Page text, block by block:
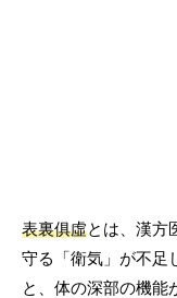
表裏俱虛とは、漢方
守る「衛気」が不足
と、体の深部の機能